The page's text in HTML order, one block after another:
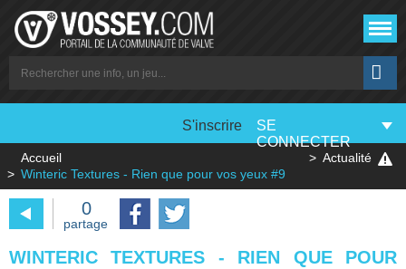
S'inscrire
SE
CONNECTER
Accueil
Actualité
Winteric Textures - Rien que pour vos yeux #9
0
partage
WINTERIC TEXTURES - RIEN QUE POUR